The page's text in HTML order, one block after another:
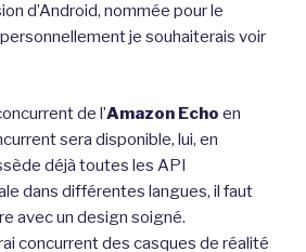
d’Android, nommée pour le
je souhaiterais voir
de l’Amazon Echo en
sera disponible, lui, en
déjà toutes les API
dans différentes langues, il faut
avec un design soigné.
concurrent des casques de réalité